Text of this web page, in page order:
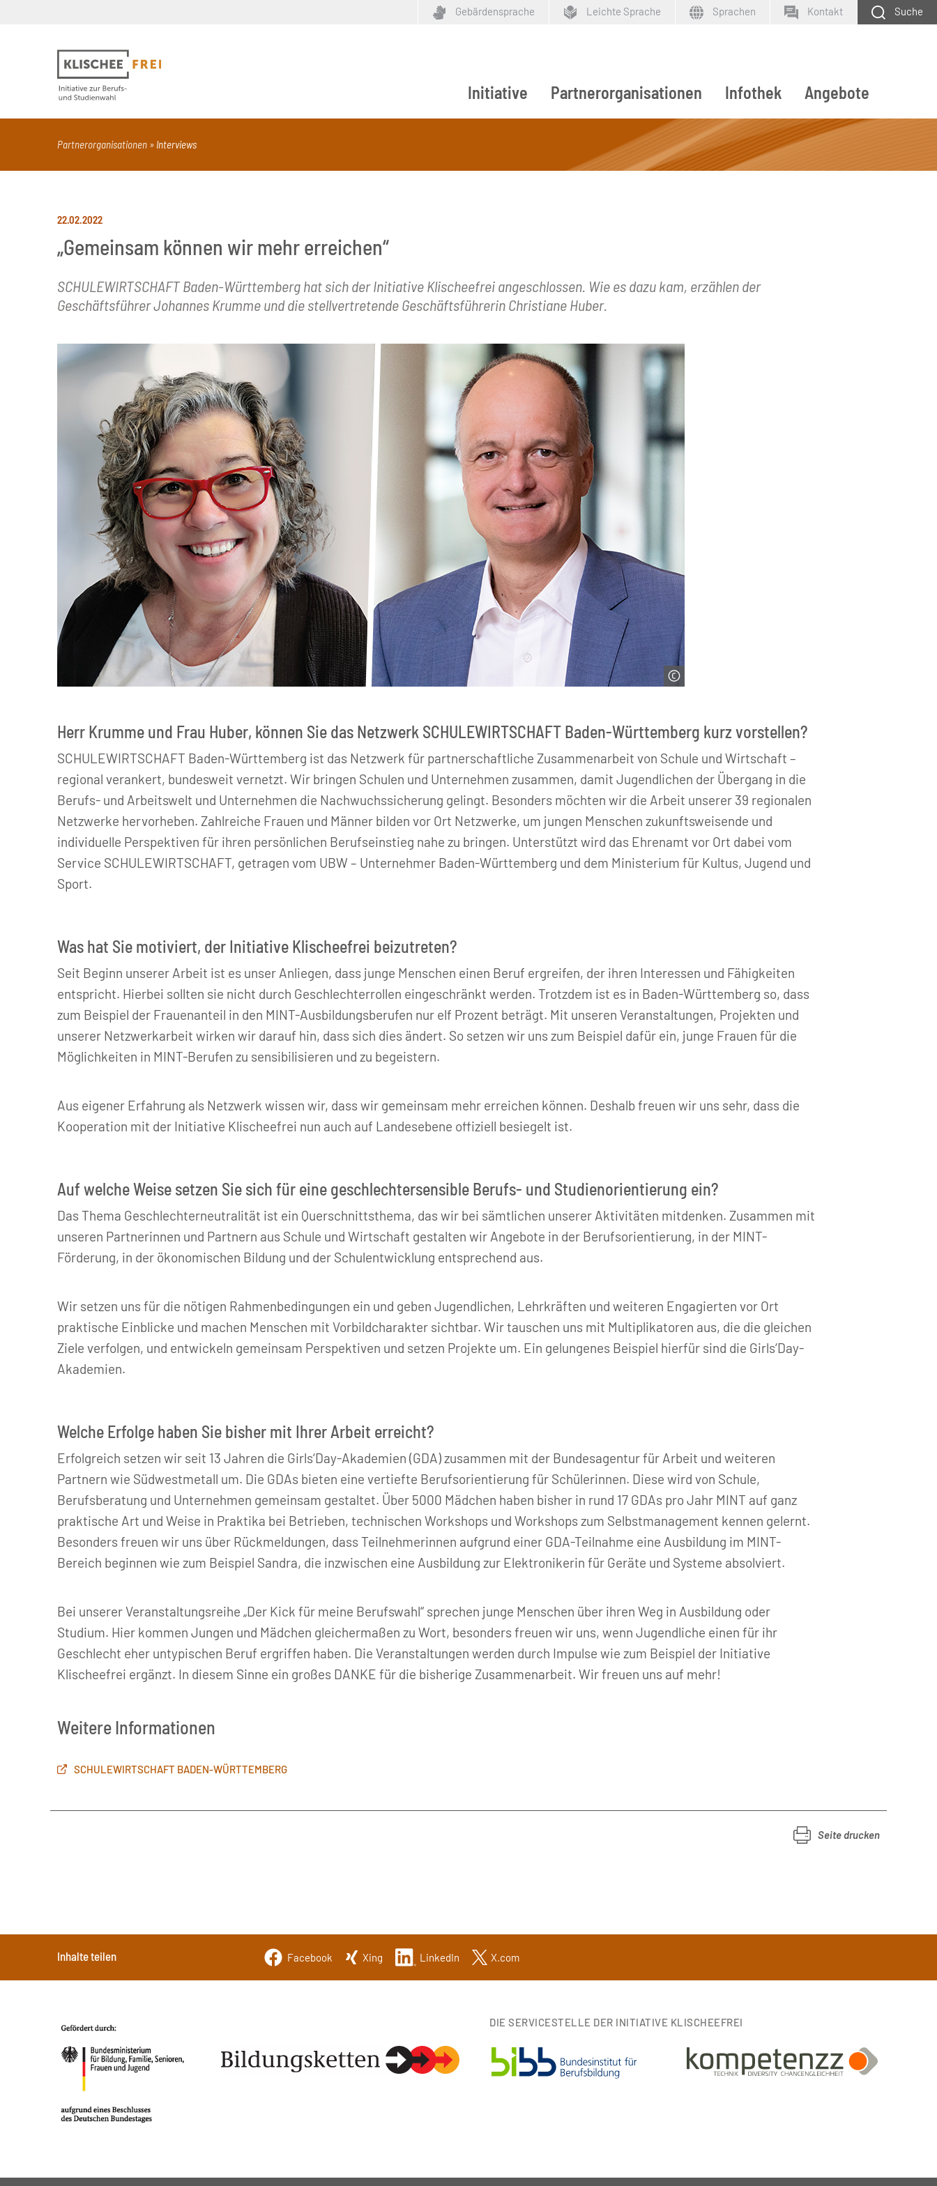
Gebärdensprache Leichte Sprache Sprachen Kontakt Suche
Suchbegriff
SUCHEN
Initiative Partnerorganisationen Infothek Angebote
Partnerorganisationen Interviews
22.02.2022
„Gemeinsam können wir mehr erreichen“
SCHULEWIRTSCHAFT Baden-Württemberg hat sich der Initiative Klischeefrei angeschlossen. Wie es dazu kam, erzählen der
Geschäftsführer Johannes Krumme und die stellvertretende Geschäftsführerin Christiane Huber.
Herr Krumme und Frau Huber, können Sie das Netzwerk SCHULEWIRTSCHAFT Baden-Württemberg kurz vorstellen?
SCHULEWIRTSCHAFT Baden-Württemberg ist das Netzwerk für partnerschaftliche Zusammenarbeit von Schule und Wirtschaft –
regional verankert, bundesweit vernetzt. Wir bringen Schulen und Unternehmen zusammen, damit Jugendlichen der Übergang in die
Berufs- und Arbeitswelt und Unternehmen die Nachwuchssicherung gelingt. Besonders möchten wir die Arbeit unserer 39 regionalen
Netzwerke hervorheben. Zahlreiche Frauen und Männer bilden vor Ort Netzwerke, um jungen Menschen zukunftsweisende und
individuelle Perspektiven für ihren persönlichen Berufseinstieg nahe zu bringen. Unterstützt wird das Ehrenamt vor Ort dabei vom
Service SCHULEWIRTSCHAFT, getragen vom UBW – Unternehmer Baden-Württemberg und dem Ministerium für Kultus, Jugend und
Sport.
Was hat Sie motiviert, der Initiative Klischeefrei beizutreten?
Seit Beginn unserer Arbeit ist es unser Anliegen, dass junge Menschen einen Beruf ergreifen, der ihren Interessen und Fähigkeiten
entspricht. Hierbei sollten sie nicht durch Geschlechterrollen eingeschränkt werden. Trotzdem ist es in Baden-Württemberg so, dass
zum Beispiel der Frauenanteil in den MINT-Ausbildungsberufen nur elf Prozent beträgt. Mit unseren Veranstaltungen, Projekten und
unserer Netzwerkarbeit wirken wir darauf hin, dass sich dies ändert. So setzen wir uns zum Beispiel dafür ein, junge Frauen für die
Möglichkeiten in MINT-Berufen zu sensibilisieren und zu begeistern.
Aus eigener Erfahrung als Netzwerk wissen wir, dass wir gemeinsam mehr erreichen können. Deshalb freuen wir uns sehr, dass die
Kooperation mit der Initiative Klischeefrei nun auch auf Landesebene offiziell besiegelt ist.
Auf welche Weise setzen Sie sich für eine geschlechtersensible Berufs- und Studienorientierung ein?
Das Thema Geschlechterneutralität ist ein Querschnittsthema, das wir bei sämtlichen unserer Aktivitäten mitdenken. Zusammen mit
unseren Partnerinnen und Partnern aus Schule und Wirtschaft gestalten wir Angebote in der Berufsorientierung, in der MINT-
Förderung, in der ökonomischen Bildung und der Schulentwicklung entsprechend aus.
Wir setzen uns für die nötigen Rahmenbedingungen ein und geben Jugendlichen, Lehrkräften und weiteren Engagierten vor Ort
praktische Einblicke und machen Menschen mit Vorbildcharakter sichtbar. Wir tauschen uns mit Multiplikatoren aus, die die gleichen
Ziele verfolgen, und entwickeln gemeinsam Perspektiven und setzen Projekte um. Ein gelungenes Beispiel hierfür sind die Girls‘Day-
Akademien.
Welche Erfolge haben Sie bisher mit Ihrer Arbeit erreicht?
Erfolgreich setzen wir seit 13 Jahren die Girls‘Day-Akademien (GDA) zusammen mit der Bundesagentur für Arbeit und weiteren
Partnern wie Südwestmetall um. Die GDAs bieten eine vertiefte Berufsorientierung für Schülerinnen. Diese wird von Schule,
Berufsberatung und Unternehmen gemeinsam gestaltet. Über 5000 Mädchen haben bisher in rund 17 GDAs pro Jahr MINT auf ganz
praktische Art und Weise in Praktika bei Betrieben, technischen Workshops und Workshops zum Selbstmanagement kennen gelernt.
Besonders freuen wir uns über Rückmeldungen, dass Teilnehmerinnen aufgrund einer GDA-Teilnahme eine Ausbildung im MINT-
Bereich beginnen wie zum Beispiel Sandra, die inzwischen eine Ausbildung zur Elektronikerin für Geräte und Systeme absolviert.
Bei unserer Veranstaltungsreihe „Der Kick für meine Berufswahl“ sprechen junge Menschen über ihren Weg in Ausbildung oder
Studium. Hier kommen Jungen und Mädchen gleichermaßen zu Wort, besonders freuen wir uns, wenn Jugendliche einen für ihr
Geschlecht eher untypischen Beruf ergriffen haben. Die Veranstaltungen werden durch Impulse wie zum Beispiel der Initiative
Klischeefrei ergänzt. In diesem Sinne ein großes DANKE für die bisherige Zusammenarbeit. Wir freuen uns auf mehr!
Weitere Informationen
SCHULEWIRTSCHAFT BADEN-WÜRTTEMBERG
Seite drucken
Inhalte teilen Facebook Xing LinkedIn X.com
DIE SERVICESTELLE DER INITIATIVE KLISCHEEFREI